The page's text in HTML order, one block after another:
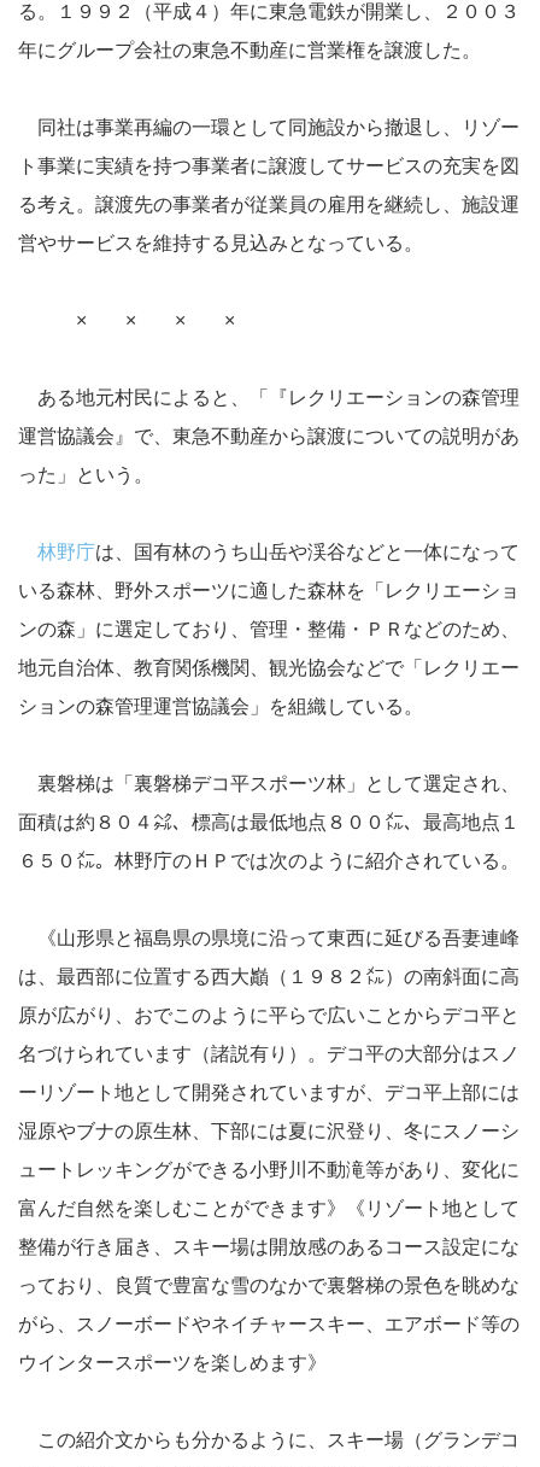
る。１９９２（平成４）年に東急電鉄が開業し、２００３
年にグループ会社の東急不動産に営業権を譲渡した。
同社は事業再編の一環として同施設から撤退し、リゾー
ト事業に実績を持つ事業者に譲渡してサービスの充実を図
る考え。譲渡先の事業者が従業員の雇用を継続し、施設運
営やサービスを維持する見込みとなっている。
× × × ×
ある地元村民によると、「『レクリエーションの森管理
運営協議会』で、東急不動産から譲渡についての説明があ
った」という。
林野庁は、国有林のうち山岳や渓谷などと一体になって
いる森林、野外スポーツに適した森林を「レクリエーショ
ンの森」に選定しており、管理・整備・ＰＲなどのため、
地元自治体、教育関係機関、観光協会などで「レクリエー
ションの森管理運営協議会」を組織している。
裏磐梯は「裏磐梯デコ平スポーツ林」として選定され、
面積は約８０４㌶、標高は最低地点８００㍍、最高地点１
６５０㍍。林野庁のＨＰでは次のように紹介されている。
《山形県と福島県の県境に沿って東西に延びる吾妻連峰
は、最西部に位置する西大巓（１９８２㍍）の南斜面に高
原が広がり、おでこのように平らで広いことからデコ平と
名づけられています（諸説有り）。デコ平の大部分はスノ
ーリゾート地として開発されていますが、デコ平上部には
湿原やブナの原生林、下部には夏に沢登り、冬にスノーシ
ュートレッキングができる小野川不動滝等があり、変化に
富んだ自然を楽しむことができます》《リゾート地として
整備が行き届き、スキー場は開放感のあるコース設定にな
っており、良質で豊富な雪のなかで裏磐梯の景色を眺めな
がら、スノーボードやネイチャースキー、エアボード等の
ウインタースポーツを楽しめます》
この紹介文からも分かるように、スキー場（グランデコ